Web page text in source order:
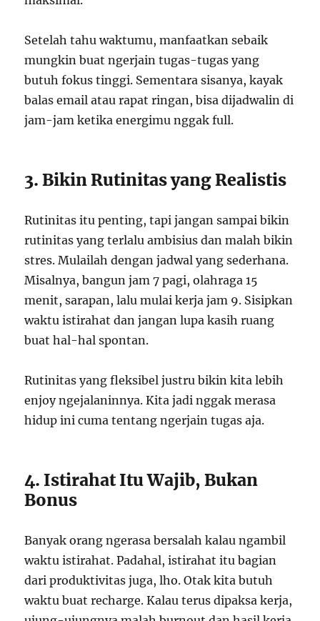
Setelah tahu waktumu, manfaatkan sebaik
mungkin buat ngerjain tugas-tugas yang
butuh fokus tinggi. Sementara sisanya, kayak
balas email atau rapat ringan, bisa dijadwalin di
jam-jam ketika energimu nggak full.
3. Bikin Rutinitas yang Realistis
Rutinitas itu penting, tapi jangan sampai bikin
rutinitas yang terlalu ambisius dan malah bikin
stres. Mulailah dengan jadwal yang sederhana.
Misalnya, bangun jam 7 pagi, olahraga 15
menit, sarapan, lalu mulai kerja jam 9. Sisipkan
waktu istirahat dan jangan lupa kasih ruang
buat hal-hal spontan.
Rutinitas yang fleksibel justru bikin kita lebih
enjoy ngejalaninnya. Kita jadi nggak merasa
hidup ini cuma tentang ngerjain tugas aja.
4. Istirahat Itu Wajib, Bukan
Bonus
Banyak orang ngerasa bersalah kalau ngambil
waktu istirahat. Padahal, istirahat itu bagian
dari produktivitas juga, lho. Otak kita butuh
waktu buat recharge. Kalau terus dipaksa kerja,